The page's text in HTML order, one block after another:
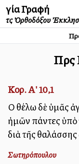
Ἁγία Γραφή
τῆς Ὀρθοδόξου
Κορ. Α' 10,1
Οὐ θέλω δὲ ὑμᾶς
ἡμῶν πάντες ὑπὸ
διὰ τῆς
Σωτηρόπουλου